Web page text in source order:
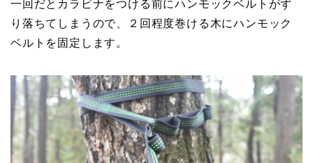
一回だとカラビナをつける前にハンモックベルトがず
り落ちてしまうので、２回程度巻ける木にハンモック
ベルトを固定します。